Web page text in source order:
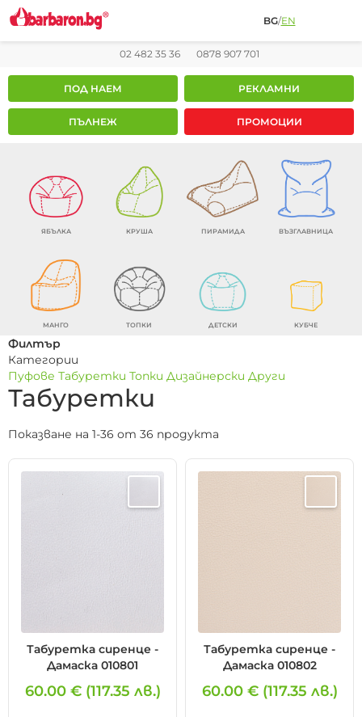
BG/EN
02 482 35 36 0878 907 701
ПОД НАЕМ РЕКЛАМНИ
ПЪЛНЕЖ ПРОМОЦИИ
ЯБЪЛКА КРУША ПИРАМИДА ВЪЗГЛАВНИЦА
МАНГО ТОПКИ ДЕТСКИ КУБЧЕ
Филтър
Категории
Пуфове Табуретки Топки Дизайнерски Други
Табуретки
Показване на 1-36 от 36 продукта
Табуретка сиренце -
Дамаска 010801
60.00 € (117.35 лв.)
Табуретка сиренце -
Дамаска 010802
60.00 € (117.35 лв.)